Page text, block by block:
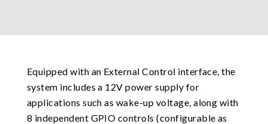
Equipped with an External Control interface, the
system includes a 12V power supply for
applications such as wake-up voltage, along with
8 independent GPIO controls (configurable as